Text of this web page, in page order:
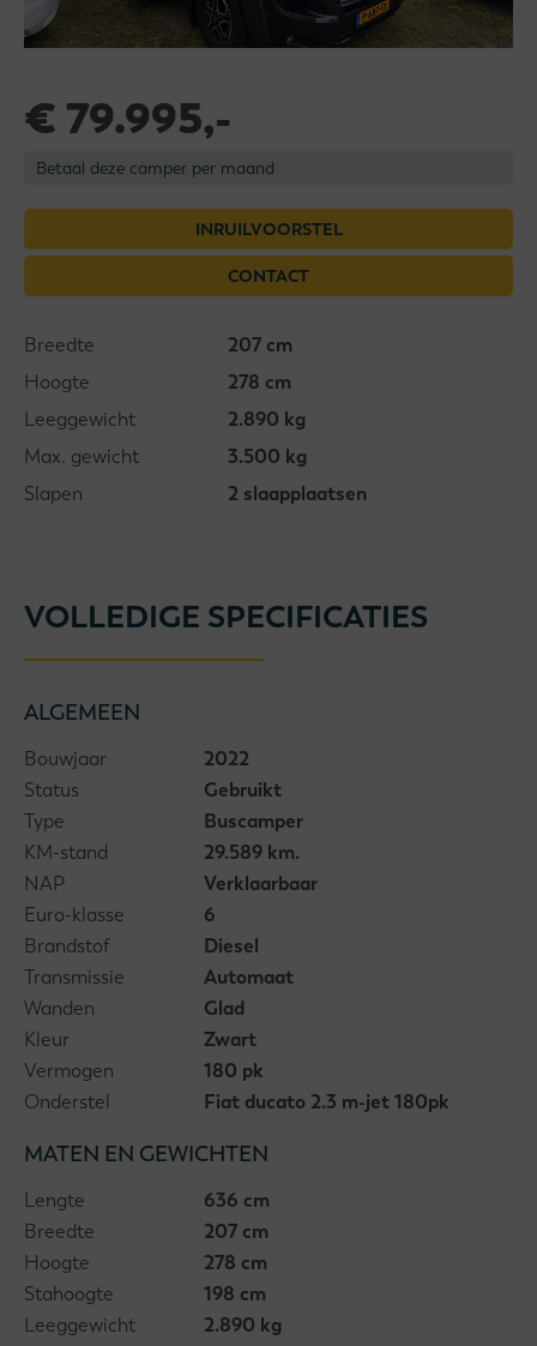
€ 79.995,-
Betaal deze camper per maand
INRUILVOORSTEL
CONTACT
Breedte
207 cm
Hoogte
278 cm
Leeggewicht
2.890 kg
Max. gewicht
3.500 kg
Slapen
2 slaapplaatsen
VOLLEDIGE SPECIFICATIES
ALGEMEEN
Bouwjaar
2022
Status
Gebruikt
Type
Buscamper
KM-stand
29.589 km.
NAP
Verklaarbaar
Euro-klasse
6
Brandstof
Diesel
Transmissie
Automaat
Wanden
Glad
Kleur
Zwart
Vermogen
180 pk
Onderstel
Fiat ducato 2.3 m-jet 180pk
MATEN EN GEWICHTEN
Lengte
636 cm
Breedte
207 cm
Hoogte
278 cm
Stahoogte
198 cm
Leeggewicht
2.890 kg